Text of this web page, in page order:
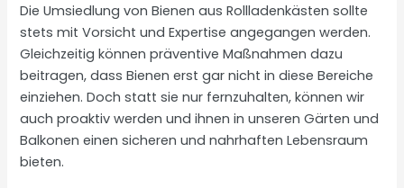
Die Umsiedlung von Bienen aus Rollladenkästen sollte
stets mit Vorsicht und Expertise angegangen werden.
Gleichzeitig können präventive Maßnahmen dazu
beitragen, dass Bienen erst gar nicht in diese Bereiche
einziehen. Doch statt sie nur fernzuhalten, können wir
auch proaktiv werden und ihnen in unseren Gärten und
Balkonen einen sicheren und nahrhaften Lebensraum
bieten.